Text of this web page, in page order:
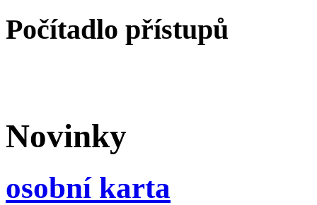
Počítadlo přístupů
Novinky
osobní karta